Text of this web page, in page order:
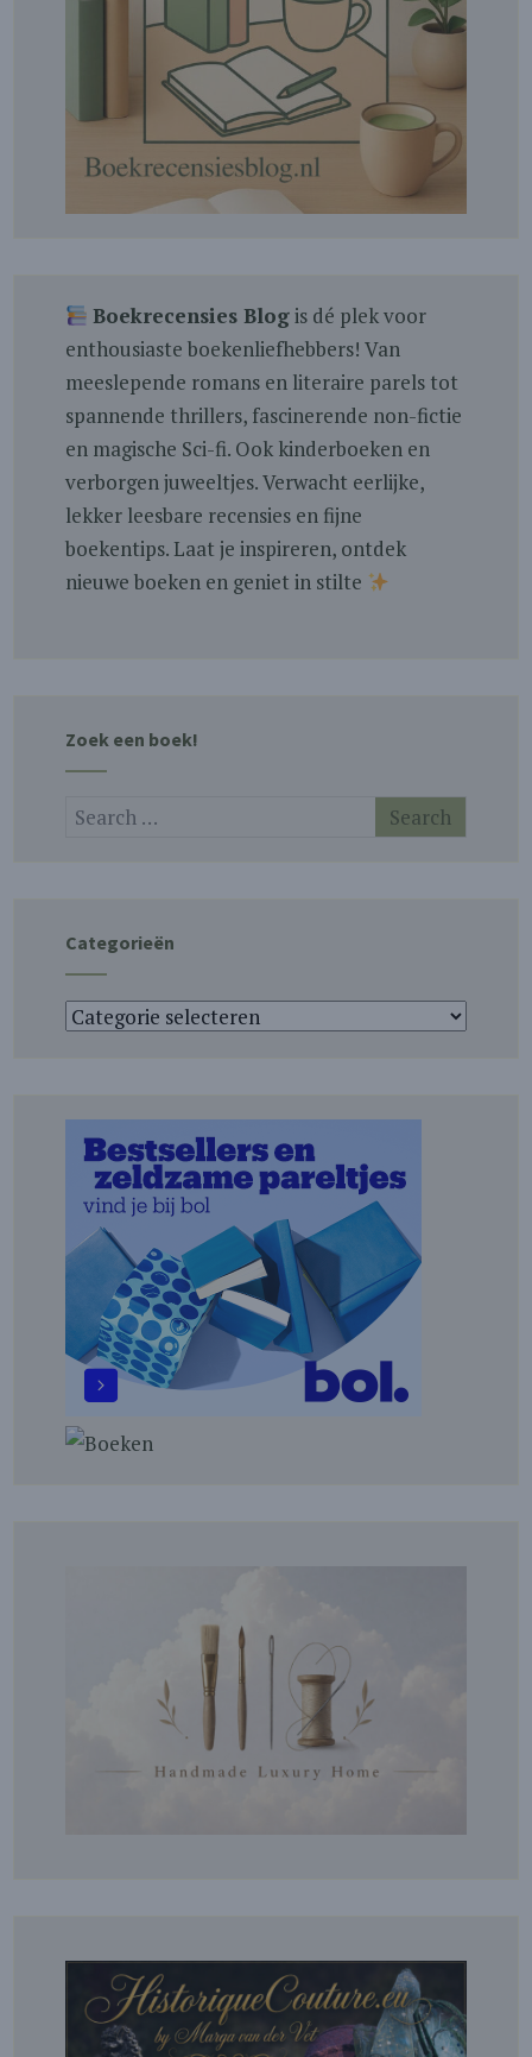
Boekrecensies Blogis dé plek voor
enthousiaste boekenliefhebbers! Van
meeslepende romans en literaire parels tot
spannende thrillers, fascinerende non-fictie
en magische Sci-fi. Ook kinderboeken en
verborgen juweeltjes. Verwacht eerlijke,
lekker leesbare recensies en fijne
boekentips. Laat je inspireren, ontdek
nieuwe boeken en geniet in stilte
Zoek een boek!
Categorieën
Categorieën